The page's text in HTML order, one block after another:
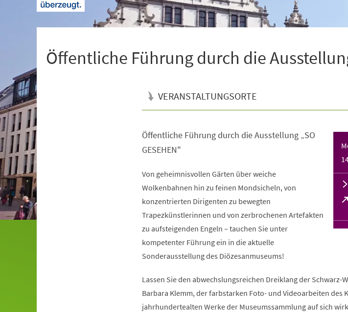
Öffentliche Führung durch die
VERANSTALTUNGSORTE
in
Öffentliche Führung durch die Ausstellung „SO
GESEHEN"
Von geheimnisvollen Gärten über weiche
Wolkenbahnen hin zu feinen Mondsicheln, von
konzentrierten Dirigenten zu bewegten
Trapezkünstlerinnen und von zerbrochenen Artefakten
zu aufsteigenden Engeln – tauchen Sie unter
kompetenter Führung ein in die aktuelle
Sonderausstellung des Diözesanmuseums!
Lassen Sie den abwechslungsreichen Dreiklang der
Barbara Klemm, der farbstarken Foto- und Videoarbeiten des
jahrhundertealten Werke der Museumssammlung auf sich